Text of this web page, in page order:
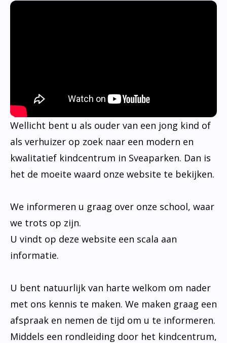
Wellicht bent u als ouder van een jong kind of
als verhuizer op zoek naar een modern en
kwalitatief kindcentrum in Sveaparken. Dan is
het de moeite waard onze website te bekijken.
We informeren u graag over onze school, waar
we trots op zijn.
U vindt op deze website een scala aan
informatie.
U bent natuurlijk van harte welkom om nader
met ons kennis te maken. We maken graag een
afspraak en nemen de tijd om u te informeren.
Middels een rondleiding door het kindcentrum,